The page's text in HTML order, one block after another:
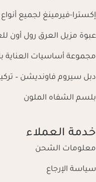
إكسترا-فيرمينغ لجميع
عبوة مزيل العرق رول أون
مجموعة أساسيات
دبل سيروم فاونديشن – تركيبة
بلسم الشفاه الملون
خدمة العملاء
معلومات الشحن
سياسة الإرجاع